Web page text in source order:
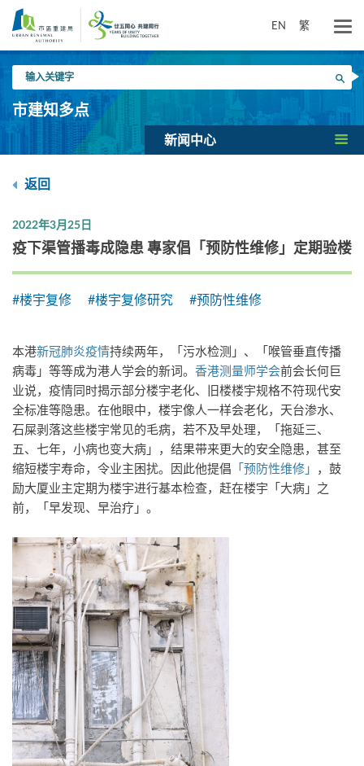
要
EN 繁
入
关
键
搜寻
市建知多点
新闻中心
返回
2022年3月25日
疫下渠管播毒成隐患 專家倡「预防性维修」定期验楼
#楼宇复修 #楼宇复修研究 #预防性维修
本港新冠肺炎疫情持续两年，「污水检测」、「喉管垂直传播
病毒」等等成为港人学会的新词。 香港测量师学会前会长何巨
业说，疫情同时揭示部分楼宇老化、旧楼楼宇规格不符现代安
全标准等隐患。在他眼中，楼宇像人一样会老化，天台渗水、
石屎剥落这些楼宇常见的毛病，若不及早处理，「拖延三、
五、七年，小病也变大病」，结果带来更大的安全隐患，甚至
缩短楼宇寿命，令业主困扰。因此他提倡 「预防性维修」 ，鼓
励大厦业主定期为楼宇进行基本检查，赶在楼宇「大病」之
前，「早发现、早治疗」。